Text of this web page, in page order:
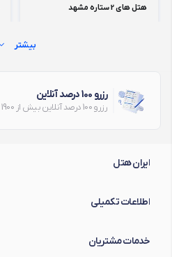
بلوار خیام
هتل های 2 ستاره مشهد
بیشتر
رزرو 100 درصد آنلاین
رزرو 100 درصد آنلاین بیش از 1900 هتل
ایران هتل
اطلاعات تکمیلی
خدمات مشتریان